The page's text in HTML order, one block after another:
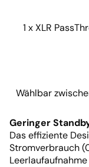
1 x XLR
Wählbar
Geringer
Das effiziente
Stromverbrauch
Leerlaufaufnahme